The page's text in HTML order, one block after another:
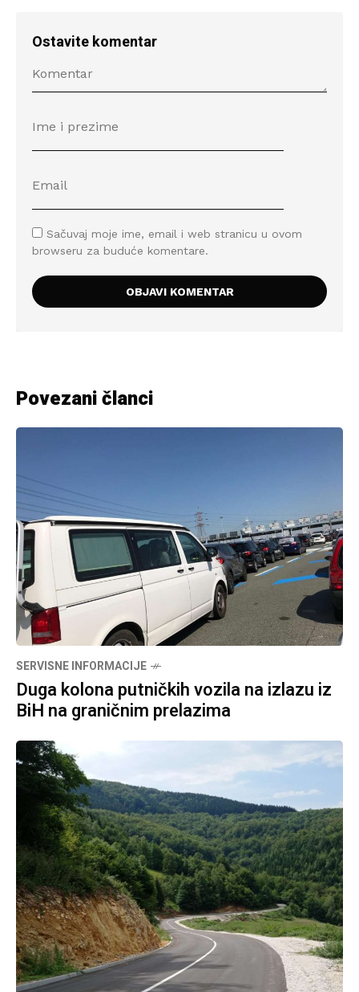
Ostavite komentar
Sačuvaj moje ime, email i web stranicu u ovom
browseru za buduće komentare.
Povezani članci
SERVISNE INFORMACIJE
Duga kolona putničkih vozila na izlazu iz
BiH na graničnim prelazima